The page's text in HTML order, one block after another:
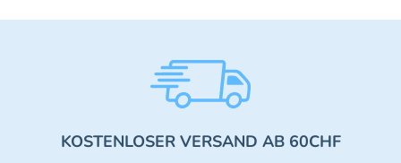
KOSTENLOSER VERSAND AB 60CHF